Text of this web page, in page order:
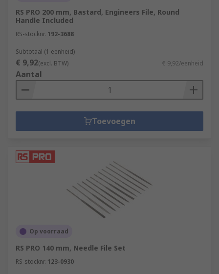
RS PRO 200 mm, Bastard, Engineers File, Round
Handle Included
RS-stocknr. 192-3688
Subtotaal (1 eenheid)
€ 9,92(excl. BTW) € 9,92/eenheid
Aantal
Toevoegen
Op voorraad
RS PRO 140 mm, Needle File Set
RS-stocknr. 123-0930